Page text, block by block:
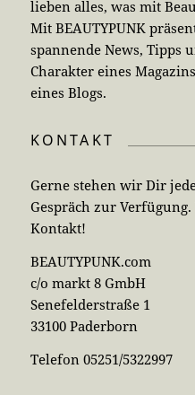
lieben alles, was mit
Mit BEAUTYPUNK
spannende News, Tipps
Charakter eines
eines Blogs.
KONTAKT
Gerne stehen wir Dir
Gespräch zur
Kontakt!
BEAUTYPUNK.com
c/o markt 8 GmbH
Senefelderstraße 1
33100 Paderborn
Telefon 05251/5322997